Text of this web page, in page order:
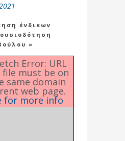
ένδικων
»
Error: URL
file must be on
same domain
web page.
for more info